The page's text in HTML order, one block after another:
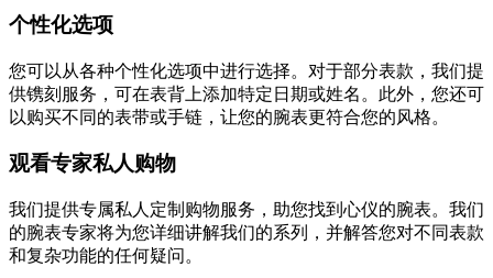
个性化选项
您可以从各种个性化选项中进行选择。对于部分表款，我们提
供镌刻服务，可在表背上添加特定日期或姓名。此外，您还可
以购买不同的表带或手链，让您的腕表更符合您的风格。
观看专家私人购物
我们提供专属私人定制购物服务，助您找到心仪的腕表。我们
的腕表专家将为您详细讲解我们的系列，并解答您对不同表款
和复杂功能的任何疑问。